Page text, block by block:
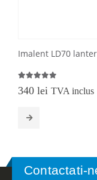
340 lei TVA inclus
Contactati-